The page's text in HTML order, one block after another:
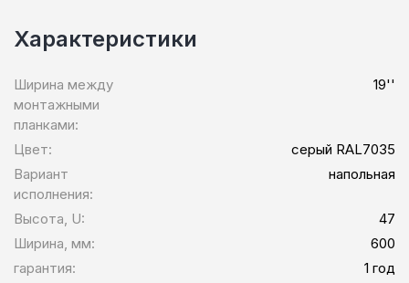
Характеристики
Ширина между
монтажными
планками:
19''
Цвет:
серый RAL7035
Вариант
исполнения:
напольная
Высота, U:
47
Ширина, мм:
600
гарантия:
1 год